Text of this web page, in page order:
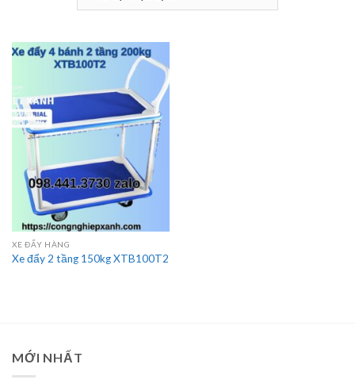
XE ĐẨY HÀNG
Xe đẩy 2 tầng 150kg XTB100T2
MỚI NHẤT